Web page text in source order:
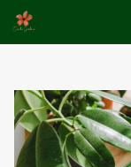
Aller
au